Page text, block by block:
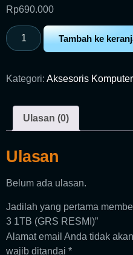
Rp690.000
Tambah ke
Kategori: Aksesoris Komputer
Ulasan (0)
Ulasan
Belum ada ulasan.
Jadilah yang pertama
3 1TB (GRS RESMI)”
Alamat email Anda tidak
wajib ditandai *